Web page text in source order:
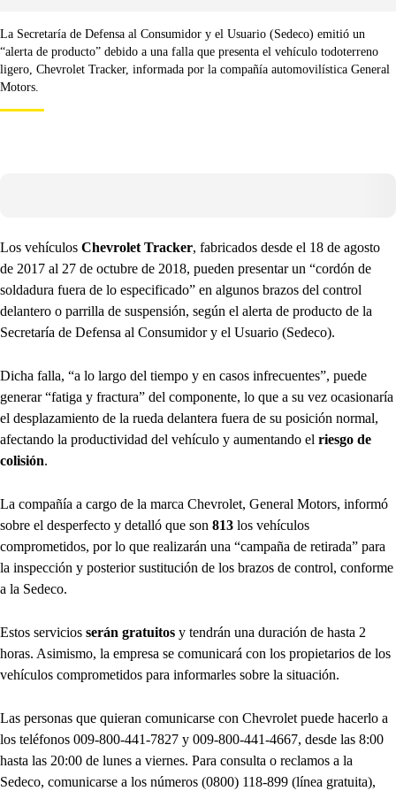
La Secretaría de Defensa al Consumidor y el Usuario (Sedeco) emitió un
“alerta de producto” debido a una falla que presenta el vehículo todoterreno
ligero, Chevrolet Tracker, informada por la compañía automovilística General
Motors.
Los vehículos Chevrolet Tracker, fabricados desde el 18 de agosto
de 2017 al 27 de octubre de 2018, pueden presentar un “cordón de
soldadura fuera de lo especificado” en algunos brazos del control
delantero o parrilla de suspensión, según el alerta de producto de la
Secretaría de Defensa al Consumidor y el Usuario (Sedeco).
Dicha falla, “a lo largo del tiempo y en casos infrecuentes”, puede
generar “fatiga y fractura” del componente, lo que a su vez ocasionaría
el desplazamiento de la rueda delantera fuera de su posición normal,
afectando la productividad del vehículo y aumentando el riesgo de
colisión.
La compañía a cargo de la marca Chevrolet, General Motors, informó
sobre el desperfecto y detalló que son 813 los vehículos
comprometidos, por lo que realizarán una “campaña de retirada” para
la inspección y posterior sustitución de los brazos de control, conforme
a la Sedeco.
Estos servicios serán gratuitos y tendrán una duración de hasta 2
horas. Asimismo, la empresa se comunicará con los propietarios de los
vehículos comprometidos para informarles sobre la situación.
Las personas que quieran comunicarse con Chevrolet puede hacerlo a
los teléfonos 009-800-441-7827 y 009-800-441-4667, desde las 8:00
hasta las 20:00 de lunes a viernes. Para consulta o reclamos a la
Sedeco, comunicarse a los números (0800) 118-899 (línea gratuita),